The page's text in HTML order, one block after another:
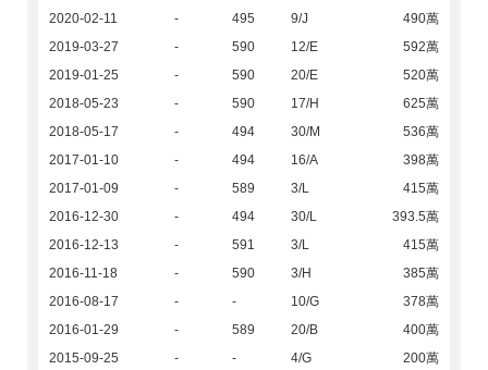
2020-02-11
- 495 9/J
490萬
2019-03-27
- 590 12/E
592萬
2019-01-25
- 590 20/E
520萬
2018-05-23
- 590 17/H
625萬
2018-05-17
- 494 30/M
536萬
2017-01-10
- 494 16/A
398萬
2017-01-09
- 589 3/L
415萬
2016-12-30
- 494 30/L
393.5萬
2016-12-13
- 591 3/L
415萬
2016-11-18
- 590 3/H
385萬
2016-08-17
- - 10/G
378萬
2016-01-29
- 589 20/B
400萬
2015-09-25
- - 4/G 200萬